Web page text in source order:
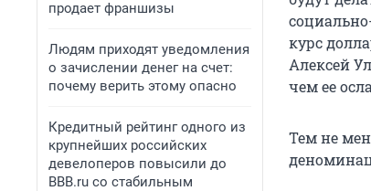
продает франшизы
Людям приходят уведомления
о зачислении денег на счет:
почему верить этому опасно
Кредитный рейтинг одного из
крупнейших российских
девелоперов повысили до
BBB.ru со стабильным
курс
Алексей
чем ее
Тем не